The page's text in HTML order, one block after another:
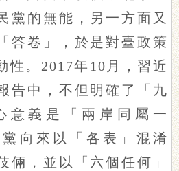
黨的無能，另一方面又
答卷」，於是對臺政策
性。2017年10月，習近
告中，不但明確了「九
意義是「兩岸同屬一
向來以「各表」混淆
倆，並以「六個任何」